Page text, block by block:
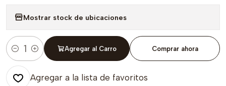
Mostrar stock de ubicaciones
Cantidad
Agregar al Carro Comprar ahora
Agregar a la lista de favoritos